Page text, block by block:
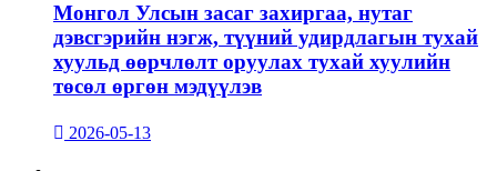
Монгол Улсын засаг захиргаа, нутаг
дэвсгэрийн нэгж, түүний удирдлагын тухай
хуульд өөрчлөлт оруулах тухай хуулийн
төсөл өргөн мэдүүлэв
2026-05-13